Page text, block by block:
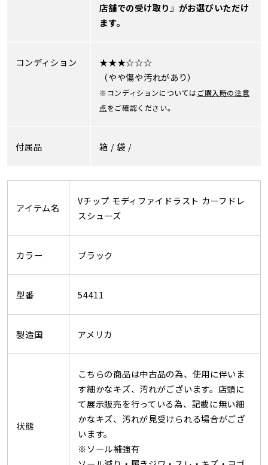
店舗での受け取り』がお選びいただけ
ます。
コンディション
★★★☆☆☆
（やや傷や汚れがあり）
※コンディションについてはご購入時の注意
点をご確認ください。
付属品 箱 / 袋 /
アイテム名
Vチップ モディファイドラスト カーフドレ
スシューズ
カラー ブラック
型番 54411
製造国 アメリカ
状態
こちらの商品は中古品の為、使用に伴いま
す細かなキズ、汚れがございます。店頭に
て展示販売を行っている為、記載に無い細
かなキズ、汚れが見受けられる場合がござ
います。
※ソール補強有